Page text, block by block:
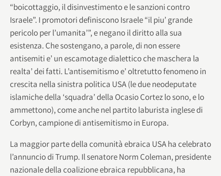
“boicottaggio, il disinvestimento e le sanzioni contro
Israele”. I promotori definiscono Israele “il piu’ grande
pericolo per l’umanita’”, e negano il diritto alla sua
esistenza. Che sostengano, a parole, di non essere
antisemiti e’ un escamotage dialettico che maschera la
realta’ dei fatti. L’antisemitismo e’ oltretutto fenomeno in
crescita nella sinistra politica USA (le due neodeputate
islamiche della ‘squadra’ della Ocasio Cortez lo sono, e lo
ammettono), come anche nel partito laburista inglese di
Corbyn, campione di antisemitismo in Europa.
La maggior parte della comunità ebraica USA ha celebrato
l’annuncio di Trump. Il senatore Norm Coleman, presidente
nazionale della coalizione ebraica repubblicana, ha